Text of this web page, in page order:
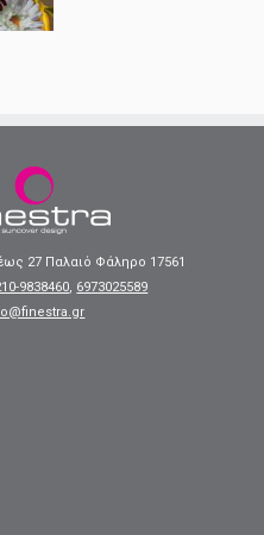
27 Παλαιό Φάληρο 17561
9838460, 6973025589